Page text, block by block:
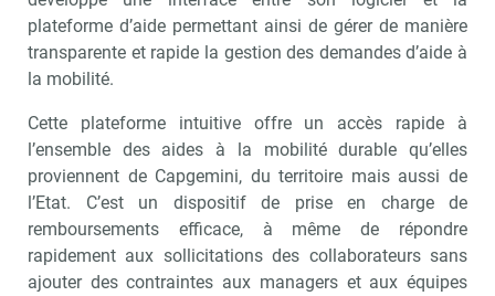
plateforme d’aide permettant ainsi de gérer de manière
transparente et rapide la gestion des demandes d’aide à
la mobilité.
Cette plateforme intuitive offre un accès rapide à
l’ensemble des aides à la mobilité durable qu’elles
proviennent de Capgemini, du territoire mais aussi de
l’Etat. C’est un dispositif de prise en charge de
remboursements efficace, à même de répondre
rapidement aux sollicitations des collaborateurs sans
ajouter des contraintes aux managers et aux équipes